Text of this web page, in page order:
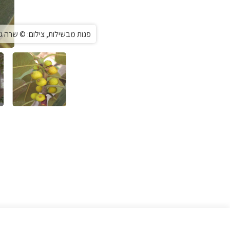
פגות מבשילות, צילום: © שרה